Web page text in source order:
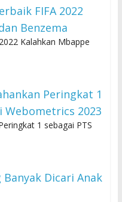
Kalahkan Mbappe
1 sebagai PTS